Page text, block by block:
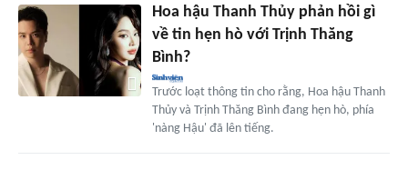
Hoa hậu Thanh Thủy phản hồi gì
về tin hẹn hò với Trịnh Thăng
Bình?
Trước loạt thông tin cho rằng, Hoa hậu Thanh
Thủy và Trịnh Thăng Bình đang hẹn hò, phía
'nàng Hậu' đã lên tiếng.